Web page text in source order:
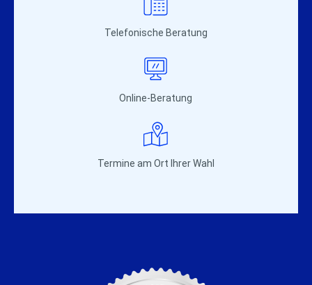
Telefonische Beratung
Online-Beratung
Termine am Ort Ihrer Wahl